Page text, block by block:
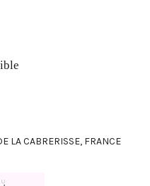
LA CABRERISSE, FRANCE